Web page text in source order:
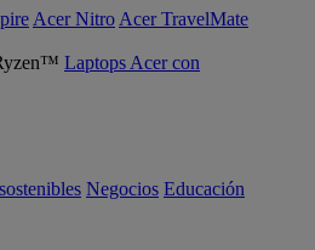
Acer Nitro Acer TravelMate
Laptops Acer con
Negocios Educación